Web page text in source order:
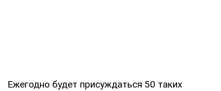
Ежегодно будет присуждаться 50 таких